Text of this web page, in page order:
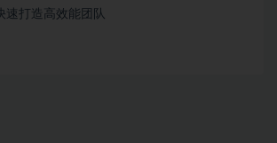
速打造高效能团队